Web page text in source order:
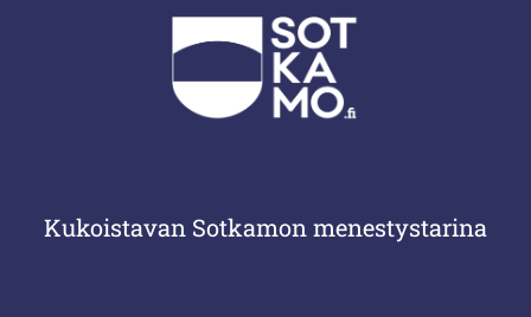
Kukoistavan Sotkamon menestystarina